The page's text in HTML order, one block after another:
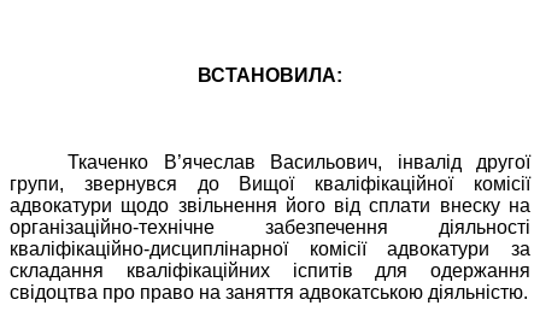
ВСТАНОВИЛА:
Ткаченко В’ячеслав Васильович, інвалід другої
групи, звернувся до Вищої кваліфікаційної комісії
адвокатури щодо звільнення його від сплати внеску на
організаційно-технічне забезпечення діяльності
кваліфікаційно-дисциплінарної комісії адвокатури за
складання кваліфікаційних іспитів для одержання
свідоцтва про право на заняття адвокатською діяльністю.